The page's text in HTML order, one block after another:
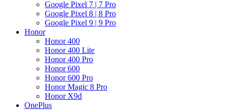
Google Pixel 7 | 7 Pro
Google Pixel 8 | 8 Pro
Google Pixel 9 | 9 Pro
Honor
Honor 400
Honor 400 Lite
Honor 400 Pro
Honor 600
Honor 600 Pro
Honor Magic 8 Pro
Honor X9d
OnePlus